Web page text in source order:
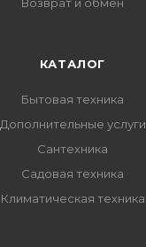
КАТАЛОГ
Бытовая техника
Дополнительные услуги
Сантехника
Садовая техника
Климатическая техника